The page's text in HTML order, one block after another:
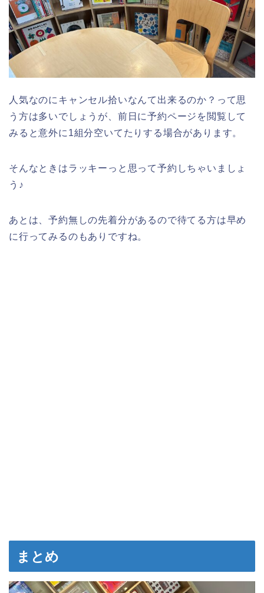
人気なのにキャンセル拾いなんて出来るのか？って思
う方は多いでしょうが、前日に予約ページを閲覧して
みると意外に1組分空いてたりする場合があります。
そんなときはラッキーっと思って予約しちゃいましょ
う♪
あとは、予約無しの先着分があるので待てる方は早め
に行ってみるのもありですね。
まとめ